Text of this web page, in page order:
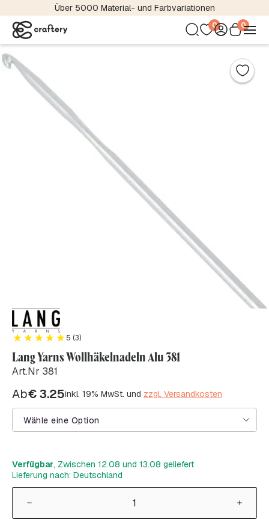
Über 5000 Material- und Farbvariationen
0 0
5 (3)
Lang Yarns Wollhäkelnadeln Alu 381
Art.Nr 381
Ab€3.25inkl. 19% MwSt. und zzgl. Versandkosten
Wähle eine Option
Verfügbar, Zwischen 12.08 und 13.08 geliefert
Lieferung nach: Deutschland